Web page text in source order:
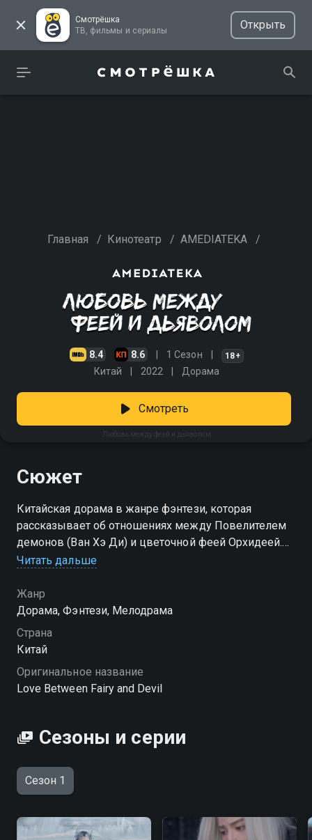
Смотрёшка
ТВ, фильмы и сериалы
Открыть
Главная / Кинотеатр / AMEDIATEKA /
8.4 8.6 1 Сезон 18+
Китай 2022 Дорама
Любовь между феей и дьяволом
Смотреть
Сюжет
Китайская дорама в жанре фэнтези, которая
рассказывает об отношениях между Повелителем
демонов (Ван Хэ Ди) и цветочной феей Орхидеей.
Смотреть сериал «Любовь между феей и
в подписке Амедиатека в Смотрёшке.
Читать дальше
Жанр
Дорама, Фэнтези, Мелодрама
Страна
Китай
Оригинальное название
Love Between Fairy and Devil
Сезоны и серии
Сезон 1